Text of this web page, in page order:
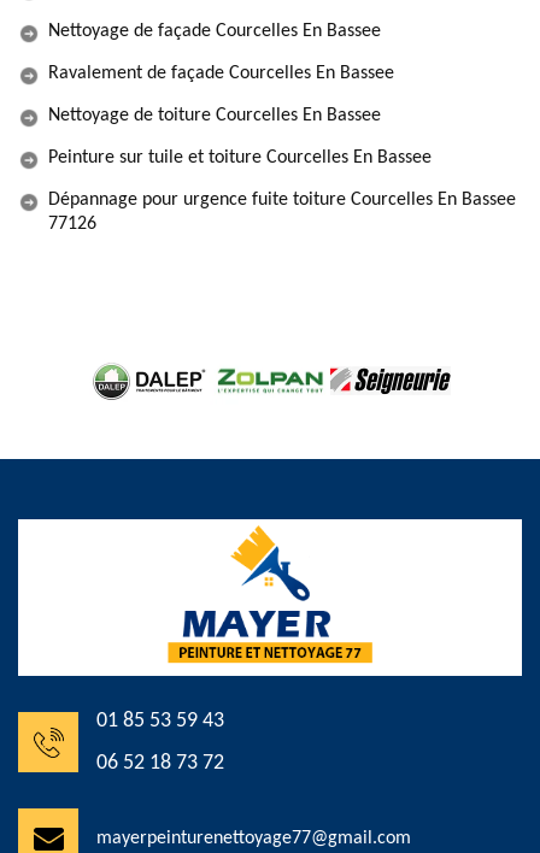
Nettoyage de façade Courcelles En Bassee
Ravalement de façade Courcelles En Bassee
Nettoyage de toiture Courcelles En Bassee
Peinture sur tuile et toiture Courcelles En Bassee
Dépannage pour urgence fuite toiture Courcelles En Bassee
77126
01 85 53 59 43
06 52 18 73 72
mayerpeinturenettoyage77@gmail.com